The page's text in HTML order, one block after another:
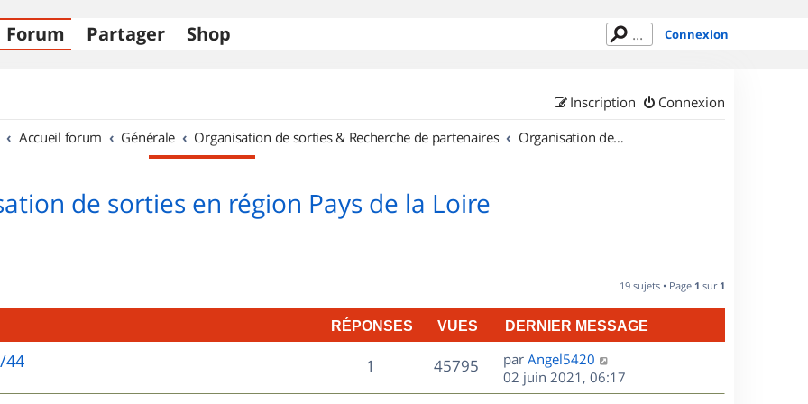
Forum Partager Shop Connexion
Connexion
Inscription
Accueil forum Générale Organisation de sorties & Recherche de partenaires Organisation de sorties en région Pays de la Loire
de sorties en région Pays de la Loire
19 sujets • Page 1 sur 1
RÉPONSES VUES DERNIER MESSAGE
44 1
é
45795V
u
D
e
r
par Angel5420
02 juin 2021, 06:17